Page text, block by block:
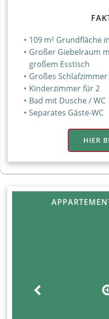
109 m² Grundfläche
Großer Giebelraum
großem Esstisch
Großes
Kinderzimmer für 2
Bad mit Dusche / WC
Separates Gäste-WC
HIER